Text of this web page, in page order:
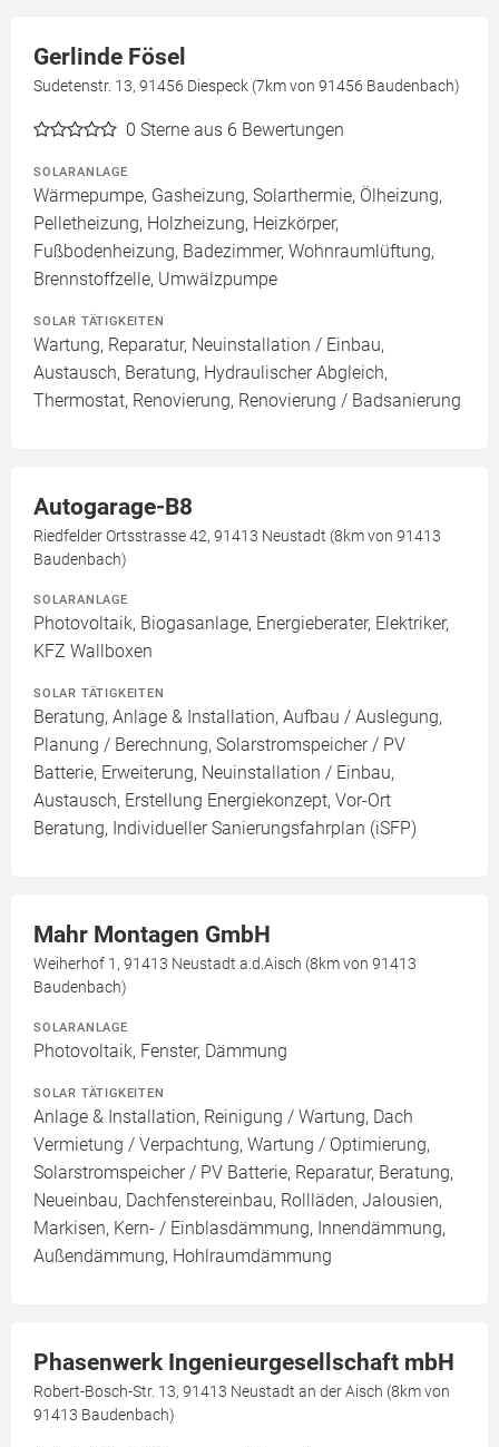
Gerlinde Fösel
Sudetenstr. 13, 91456 Diespeck (7km von 91456 Baudenbach)
0 Sterne aus 6 Bewertungen
SOLARANLAGE
Wärmepumpe, Gasheizung, Solarthermie, Ölheizung,
Pelletheizung, Holzheizung, Heizkörper,
Fußbodenheizung, Badezimmer, Wohnraumlüftung,
Brennstoffzelle, Umwälzpumpe
SOLAR TÄTIGKEITEN
Wartung, Reparatur, Neuinstallation / Einbau,
Austausch, Beratung, Hydraulischer Abgleich,
Thermostat, Renovierung, Renovierung / Badsanierung
Autogarage-B8
Riedfelder Ortsstrasse 42, 91413 Neustadt (8km von 91413
Baudenbach)
SOLARANLAGE
Photovoltaik, Biogasanlage, Energieberater, Elektriker,
KFZ Wallboxen
SOLAR TÄTIGKEITEN
Beratung, Anlage & Installation, Aufbau / Auslegung,
Planung / Berechnung, Solarstromspeicher / PV
Batterie, Erweiterung, Neuinstallation / Einbau,
Austausch, Erstellung Energiekonzept, Vor-Ort
Beratung, Individueller Sanierungsfahrplan (iSFP)
Mahr Montagen GmbH
Weiherhof 1, 91413 Neustadt a.d.Aisch (8km von 91413
Baudenbach)
SOLARANLAGE
Photovoltaik, Fenster, Dämmung
SOLAR TÄTIGKEITEN
Anlage & Installation, Reinigung / Wartung, Dach
Vermietung / Verpachtung, Wartung / Optimierung,
Solarstromspeicher / PV Batterie, Reparatur, Beratung,
Neueinbau, Dachfenstereinbau, Rollläden, Jalousien,
Markisen, Kern- / Einblasdämmung, Innendämmung,
Außendämmung, Hohlraumdämmung
Phasenwerk Ingenieurgesellschaft mbH
Robert-Bosch-Str. 13, 91413 Neustadt an der Aisch (8km von
91413 Baudenbach)